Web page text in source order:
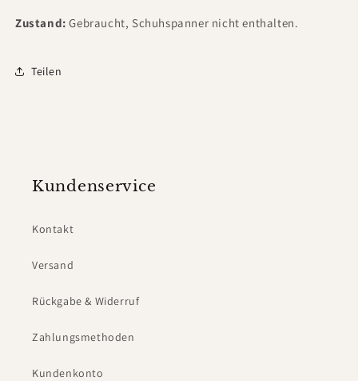
Zustand: Gebraucht, Schuhspanner nicht enthalten.
Teilen
Kundenservice
Kontakt
Versand
Rückgabe & Widerruf
Zahlungsmethoden
Kundenkonto